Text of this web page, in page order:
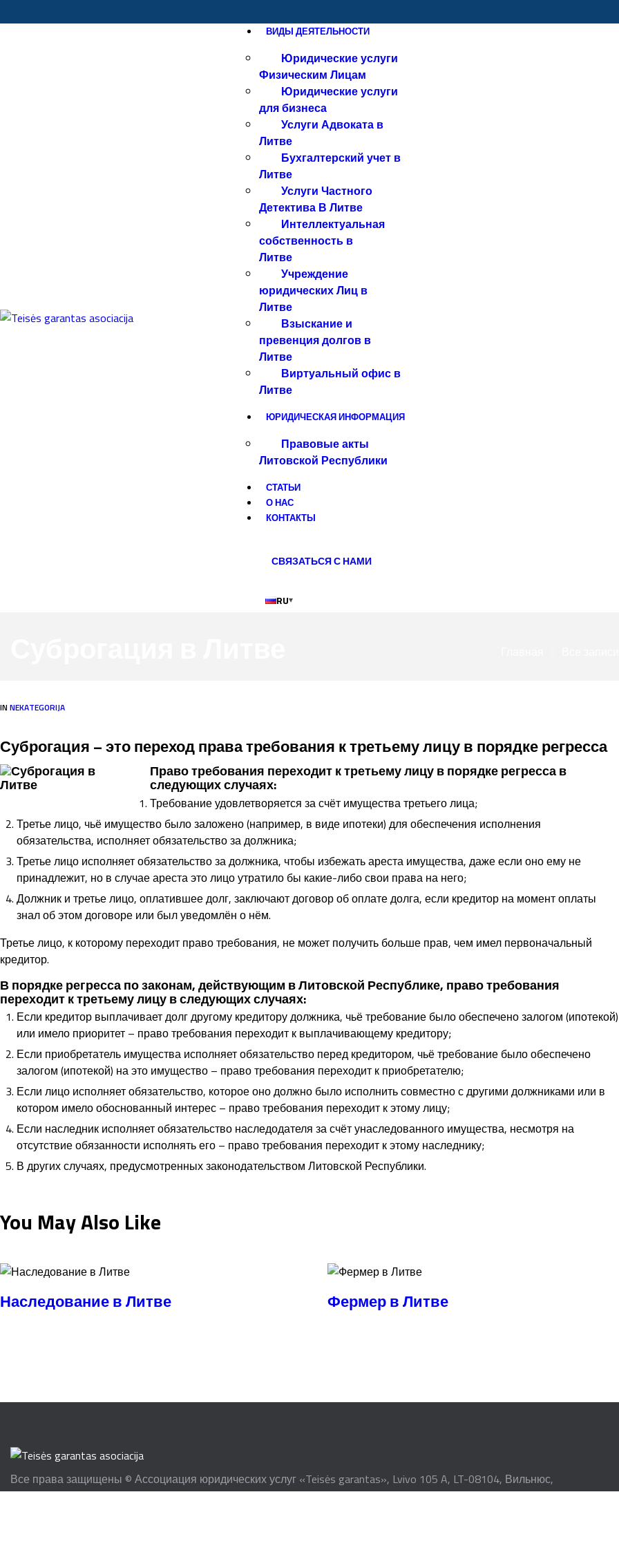
ВИДЫ ДЕЯТЕЛЬНОСТИ
Юридические услуги
Физическим Лицам
Юридические услуги
для бизнеса
Услуги Адвоката в
Литве
Бухгалтерский учет в
Литве
Услуги Частного
Детектива В Литве
Интеллектуальная
собственность в
Литве
Учреждение
юридических Лиц в
Литве
Взыскание и
превенция долгов в
Литве
Виртуальный офис в
Литве
ЮРИДИЧЕСКАЯ ИНФОРМАЦИЯ
Правовые акты
Литовской Республики
СТАТЬИ
О НАС
КОНТАКТЫ
СВЯЗАТЬСЯ С НАМИ
RU▾
IN NEKATEGORIJA
Суброгация – это переход права требования к третьему лицу в порядке регресса
Право требования переходит к третьему лицу в порядке регресса в
следующих случаях:
Требование удовлетворяется за счёт имущества третьего лица;
Третье лицо, чьё имущество было заложено (например, в виде ипотеки) для обеспечения исполнения
обязательства, исполняет обязательство за должника;
Третье лицо исполняет обязательство за должника, чтобы избежать ареста имущества, даже если оно ему не
принадлежит, но в случае ареста это лицо утратило бы какие-либо свои права на него;
Должник и третье лицо, оплатившее долг, заключают договор об оплате долга, если кредитор на момент оплаты
знал об этом договоре или был уведомлён о нём.
Третье лицо, к которому переходит право требования, не может получить больше прав, чем имел первоначальный
кредитор.
В порядке регресса по законам, действующим в Литовской Республике, право требования
переходит к третьему лицу в следующих случаях:
Если кредитор выплачивает долг другому кредитору должника, чьё требование было обеспечено залогом (ипотекой)
или имело приоритет – право требования переходит к выплачивающему кредитору;
Если приобретатель имущества исполняет обязательство перед кредитором, чьё требование было обеспечено
залогом (ипотекой) на это имущество – право требования переходит к приобретателю;
Если лицо исполняет обязательство, которое оно должно было исполнить совместно с другими должниками или в
котором имело обоснованный интерес – право требования переходит к этому лицу;
Если наследник исполняет обязательство наследодателя за счёт унаследованного имущества, несмотря на
отсутствие обязанности исполнять его – право требования переходит к этому наследнику;
В других случаях, предусмотренных законодательством Литовской Республики.
You May Also Like
Наследование в Литве Фермер в Литве
Все права защищены © Ассоциация юридических услуг «Teisės garantas», Lvivo 105 A, LT-08104, Вильнюс,
Литва